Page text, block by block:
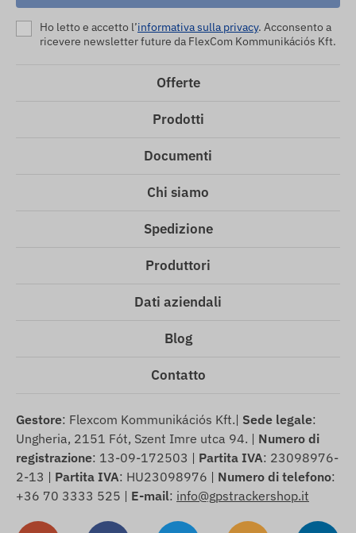
Ho letto e accetto l’informativa sulla privacy. Acconsento a
ricevere newsletter future da FlexCom Kommunikációs Kft.
Offerte
Prodotti
Documenti
Chi siamo
Spedizione
Produttori
Dati aziendali
Blog
Contatto
Gestore: Flexcom Kommunikációs Kft.| Sede legale:
Ungheria, 2151 Fót, Szent Imre utca 94. | Numero di
registrazione: 13-09-172503 | Partita IVA: 23098976-
2-13 | Partita IVA: HU23098976 | Numero di telefono:
+36 70 3333 525 | E-mail: info@gpstrackershop.it